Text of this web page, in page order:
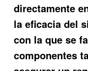
directamente
la eficacia del
con la que se
componentes